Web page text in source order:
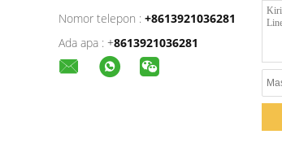
Nomor telepon : +8613921036281
Ada apa : +8613921036281